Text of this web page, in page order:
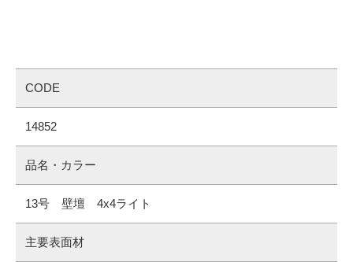
CODE
14852
品名・カラー
13号 壁壇 4x4ライト
主要表面材